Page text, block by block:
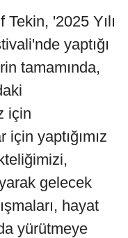
'2025 Yılı
yaptığı
tamamında,
için
yaptığımız
gelecek
hayat
yürütmeye